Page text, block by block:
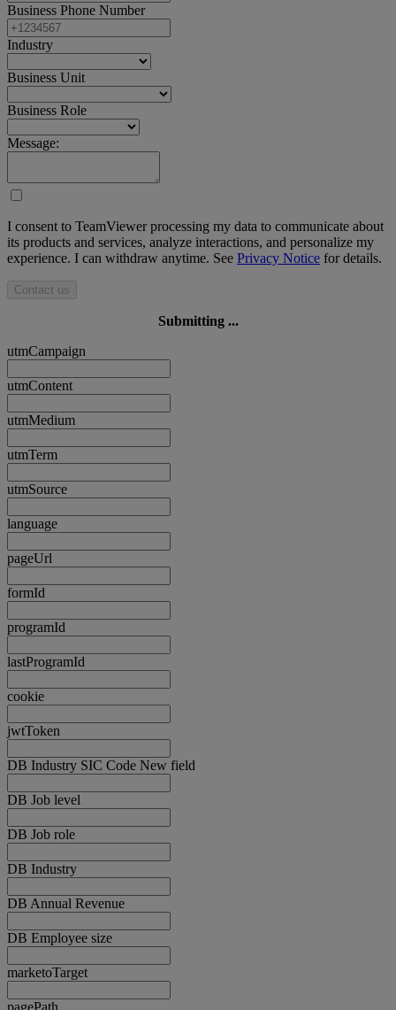
Business Phone Number
Industry
Business Unit
Business Role
Message:
I consent to TeamViewer processing my data to communicate about
its products and services, analyze interactions, and personalize my
experience. I can withdraw anytime. See Privacy Notice for details.
Contact us
Submitting ...
utmCampaign
utmContent
utmMedium
utmTerm
utmSource
language
pageUrl
formId
programId
lastProgramId
cookie
jwtToken
DB Industry SIC Code New field
DB Job level
DB Job role
DB Industry
DB Annual Revenue
DB Employee size
marketoTarget